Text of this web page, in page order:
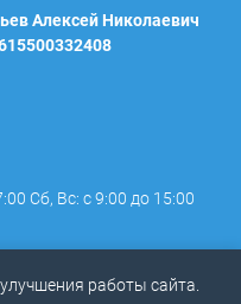
работы сайта.
Алексей Николаевич
Сб, Вс: с 9:00 до 15:00